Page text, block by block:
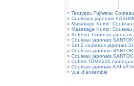
» Teruyasu Fujiwara:
» Couteaux japonais
» Masakage Kumo: Couteau
» Masakage Kumo: Couteau
» Kotetsu: Couteau japonais
» Couteau japonais
» Set 2 couteaux japonais
» Couteau japonais
» Couteau japonais
» Coffret TDMS230
» Couteau japonais KAI
» vue d´ensemble